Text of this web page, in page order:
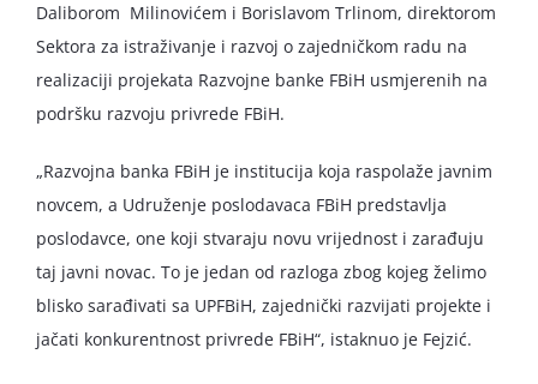
Daliborom Milinovićem i Borislavom Trlinom, direktorom
Sektora za istraživanje i razvoj o zajedničkom radu na
realizaciji projekata Razvojne banke FBiH usmjerenih na
podršku razvoju privrede FBiH.
„Razvojna banka FBiH je institucija koja raspolaže javnim
novcem, a Udruženje poslodavaca FBiH predstavlja
poslodavce, one koji stvaraju novu vrijednost i zarađuju
taj javni novac. To je jedan od razloga zbog kojeg želimo
blisko sarađivati sa UPFBiH, zajednički razvijati projekte i
jačati konkurentnost privrede FBiH“, istaknuo je Fejzić.